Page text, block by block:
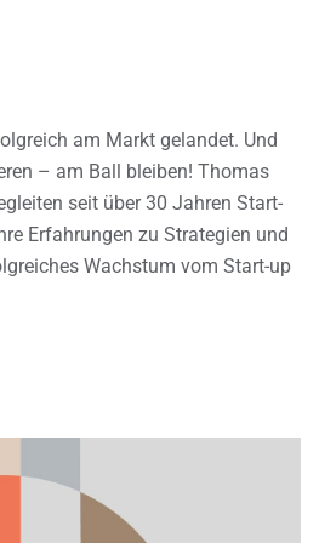
am Markt gelandet. Und
– am Ball bleiben! Thomas
seit über 30 Jahren Start-
Erfahrungen zu Strategien und
Wachstum vom Start-up